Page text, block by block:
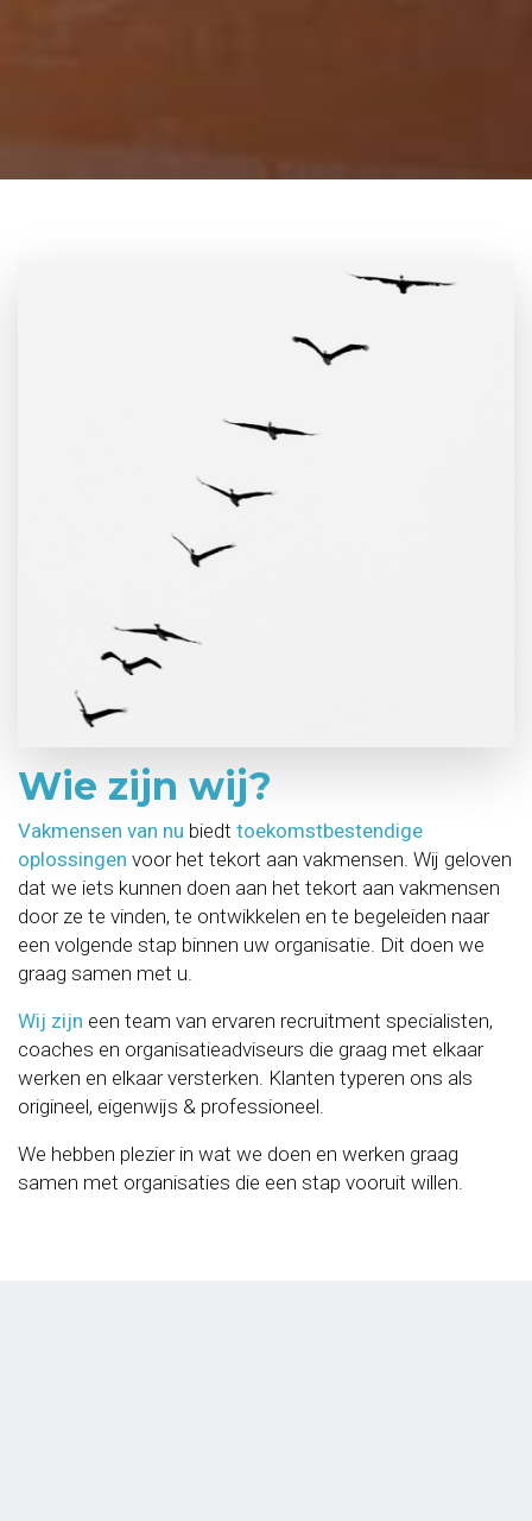
Wie zijn wij?
Vakmensen van nu biedt toekomstbestendige
oplossingen voor het tekort aan vakmensen. Wij geloven
dat we iets kunnen doen aan het tekort aan vakmensen
door ze te vinden, te ontwikkelen en te begeleiden naar
een volgende stap binnen uw organisatie. Dit doen we
graag samen met u.
Wij zijn een team van ervaren recruitment specialisten,
coaches en organisatieadviseurs die graag met elkaar
werken en elkaar versterken. Klanten typeren ons als
origineel, eigenwijs & professioneel.
We hebben plezier in wat we doen en werken graag
samen met organisaties die een stap vooruit willen.